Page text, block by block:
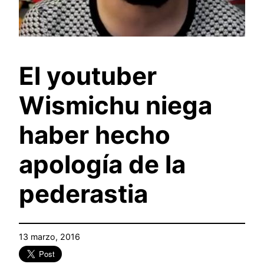
El youtuber
Wismichu niega
haber hecho
apología de la
pederastia
13 marzo, 2016